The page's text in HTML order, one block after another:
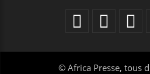
© Africa Presse, tous